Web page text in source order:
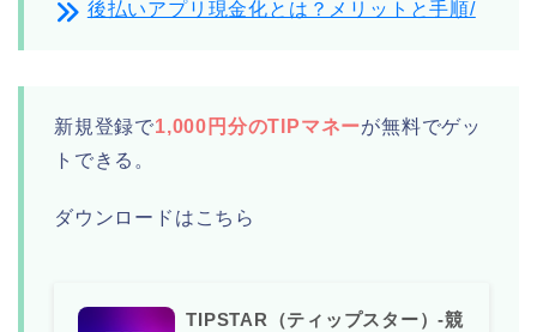
後払いアプリ現金化とは？メリットと手順/
新規登録で1,000円分のTIPマネーが無料でゲッ
トできる。
ダウンロードはこちら
TIPSTAR（ティップスター）-競